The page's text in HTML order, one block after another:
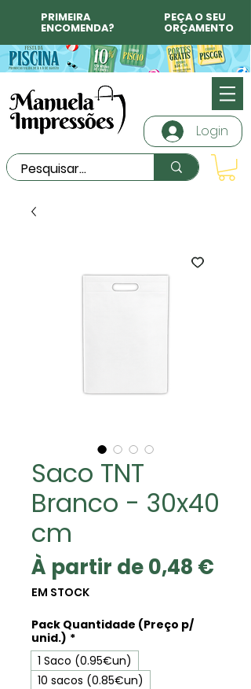
PRIMEIRA
ENCOMENDA?
PEÇA O SEU
ORÇAMENTO
Login
Saco TNT
Branco - 30x40
cm
À partir de0,48 €
EM STOCK
Pack Quantidade (Preço p/
unid.) *
1 Saco (0.95€un)
10 sacos (0.85€un)